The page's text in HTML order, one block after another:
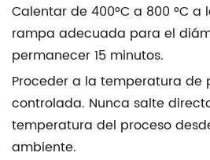
Calentar de 400°C a 800 °C a
rampa adecuada para el
permanecer 15 minutos.
Proceder a la temperatura de
controlada. Nunca salte
temperatura del proceso
ambiente.